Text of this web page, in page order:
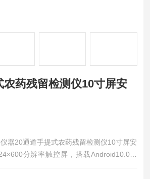
农药残留检测仪10寸屏安
器20通道手提式农药残留检测仪10寸屏安
分辨率触控屏，搭载Android10.0系
通道独立检测单元，每单元集成专属光